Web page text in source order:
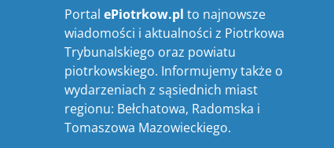
PortalePiotrkow.pl to najnowsze
wiadomości i aktualności z Piotrkowa
Trybunalskiego oraz powiatu
piotrkowskiego. Informujemy także o
wydarzeniach z sąsiednich miast
regionu: Bełchatowa, Radomska i
Tomaszowa Mazowieckiego.